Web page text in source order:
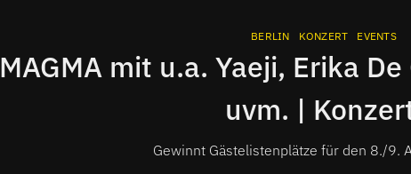
BERLIN KONZERT EVENTS
MAGMA mit u.a. Yaeji, Erika
uvm. |
Gewinnt Gästelistenplätze für den 8./9.